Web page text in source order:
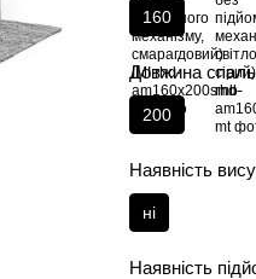
160
Довжина
200
Наявність
ні
Наявність